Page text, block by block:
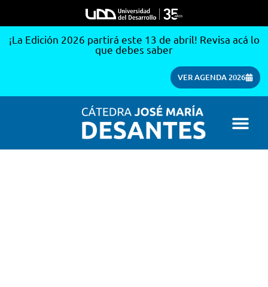
¡La Edición 2026 partirá este 13 de abril! Revisa acá lo
que debes saber
VER AGENDA 2026